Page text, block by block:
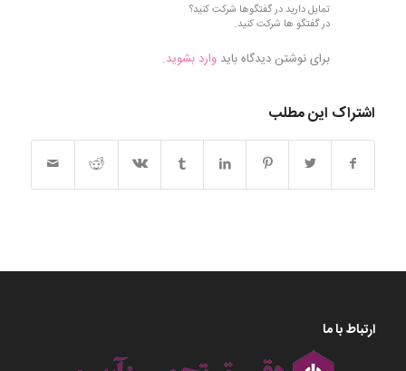
تمایل دارید در گفتگوها شرکت کنید؟
در گفتگو ها شرکت کنید.
برای نوشتن دیدگاه باید وارد بشوید.
اشتراک این مطلب
ارتباط با ما